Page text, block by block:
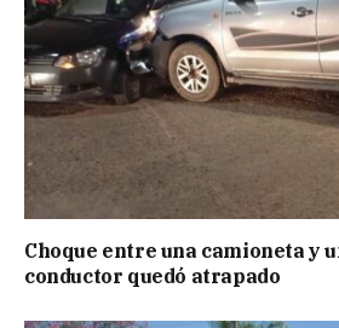
Choque entre una camioneta y
conductor quedó atrapado